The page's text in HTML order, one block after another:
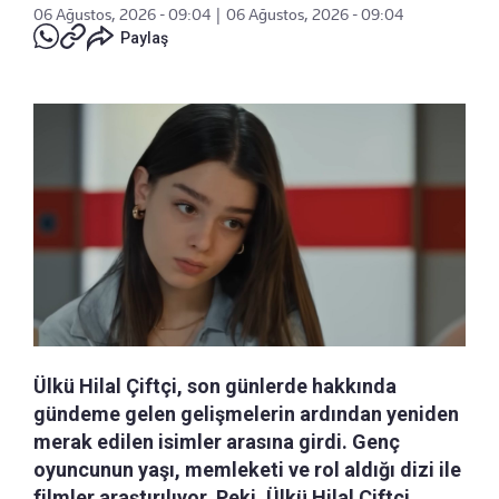
06 Ağustos, 2026 - 09:04
06 Ağustos, 2026 - 09:04
Paylaş
Ülkü Hilal Çiftçi, son günlerde hakkında
gündeme gelen gelişmelerin ardından yeniden
merak edilen isimler arasına girdi. Genç
oyuncunun yaşı, memleketi ve rol aldığı dizi ile